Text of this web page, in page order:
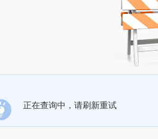
正在查询中，请刷新重试